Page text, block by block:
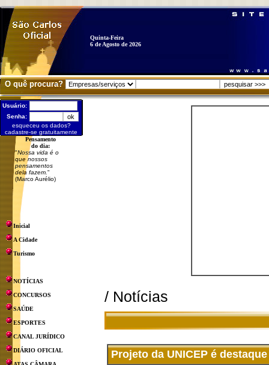
Quinta-Feira
6 de Agosto de 2026
O quê procura?
Usuário:
Senha:
esqueceu os dados?
cadastre-se gratuitamente
Pensamento
do dia:
"Nossa vida é o
que nossos
pensamentos
dela fazem. "
(Marco Aurélio)
Inicial
A Cidade
Turismo
NOTÍCIAS
CONCURSOS
SAÚDE
ESPORTES
CANAL JURÍDICO
DIÁRIO OFICIAL
/ Notícias
Projeto da UNICEP é